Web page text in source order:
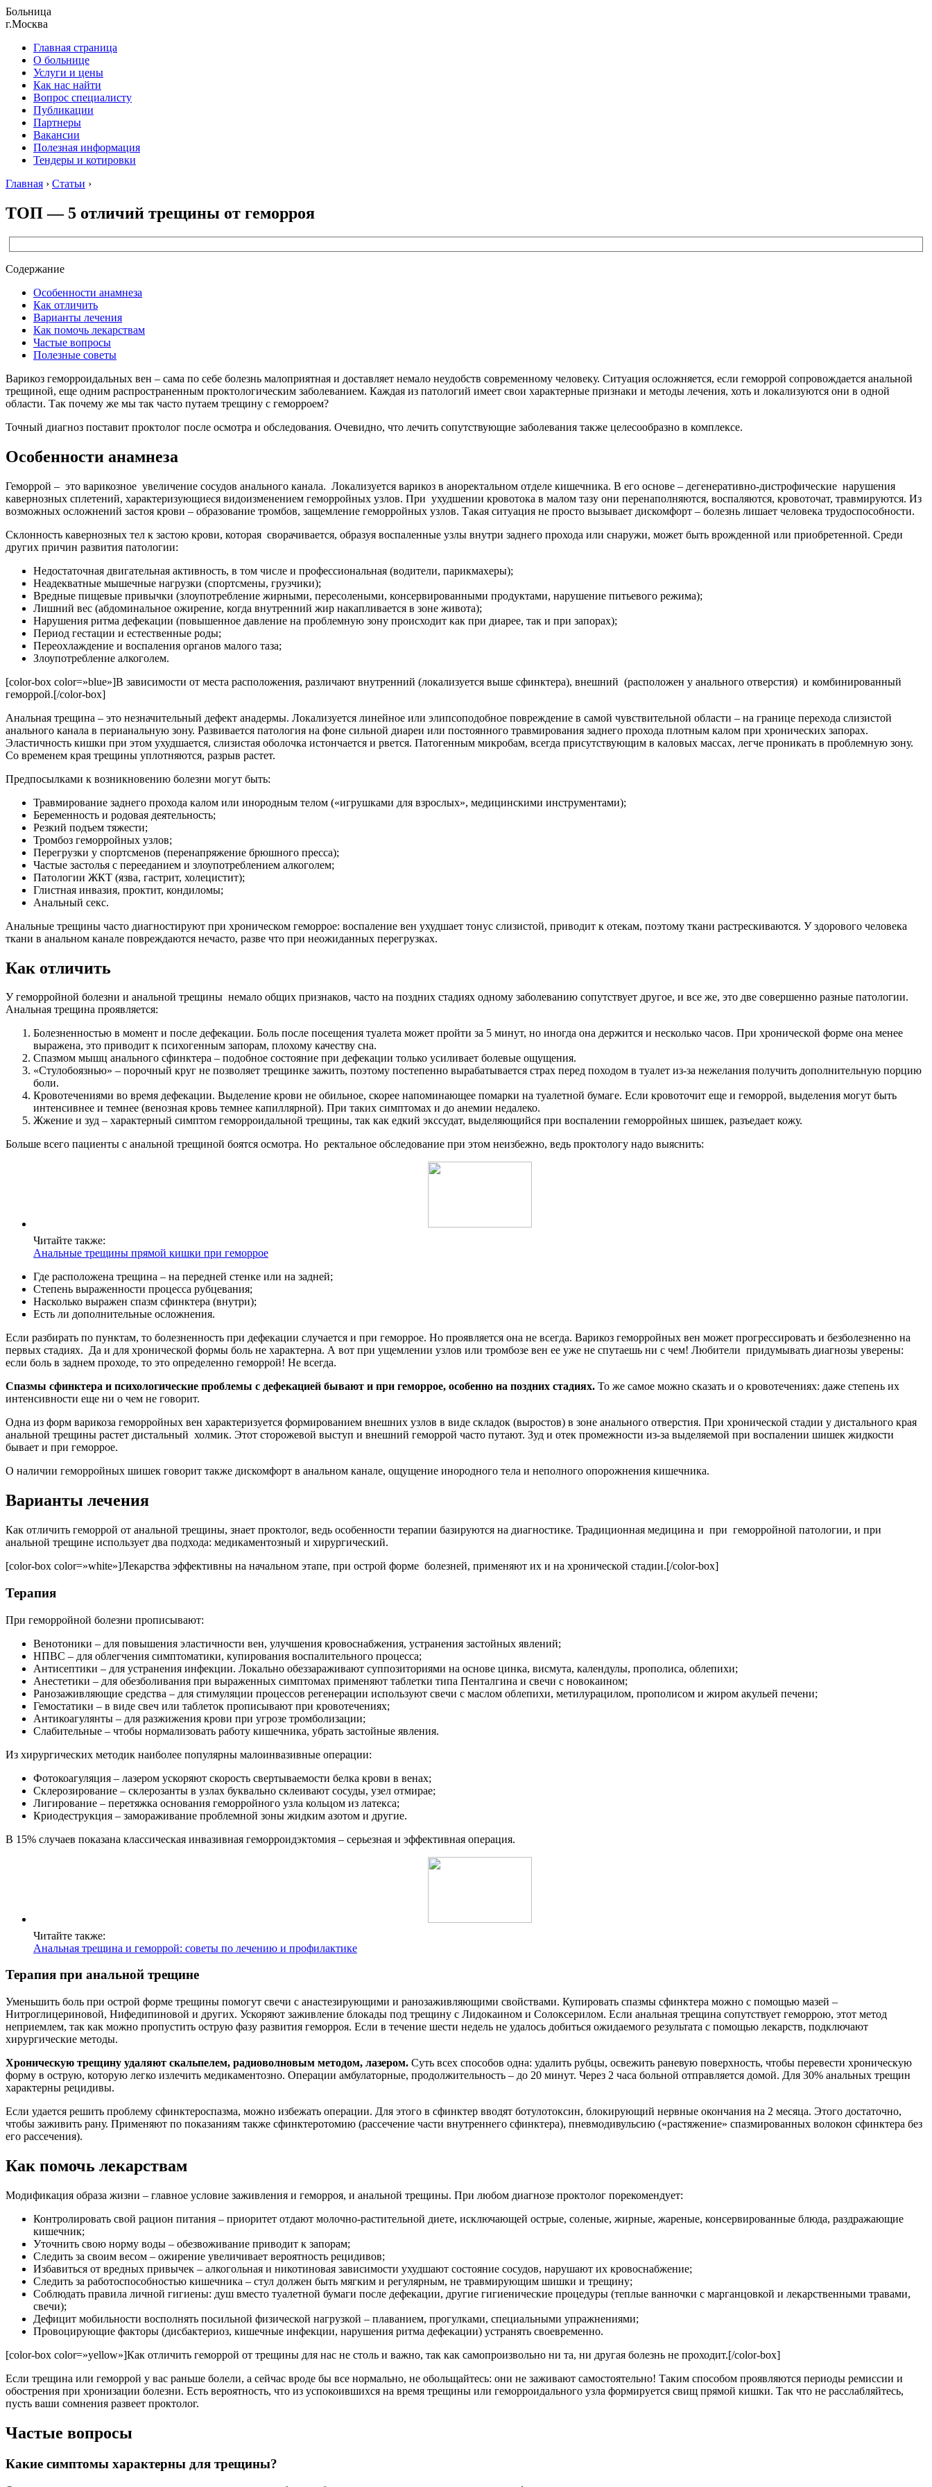
Больница
г.Москва
Главная страница
О больнице
Услуги и цены
Как нас найти
Вопрос специалисту
Публикации
Партнеры
Вакансии
Полезная информация
Тендеры и котировки
Главная › Статьи ›
ТОП — 5 отличий трещины от геморроя
Содержание
Особенности анамнеза
Как отличить
Варианты лечения
Как помочь лекарствам
Частые вопросы
Полезные советы
Варикоз геморроидальных вен – сама по себе болезнь малоприятная и доставляет немало неудобств современному человеку. Ситуация осложняется, если геморрой сопровождается анальной
трещиной, еще одним распространенным проктологическим заболеванием. Каждая из патологий имеет свои характерные признаки и методы лечения, хоть и локализуются они в одной
области. Так почему же мы так часто путаем трещину с геморроем?
Точный диагноз поставит проктолог после осмотра и обследования. Очевидно, что лечить сопутствующие заболевания также целесообразно в комплексе.
Особенности анамнеза
Геморрой – это варикозное увеличение сосудов анального канала. Локализуется варикоз в аноректальном отделе кишечника. В его основе – дегенеративно-дистрофические нарушения
кавернозных сплетений, характеризующиеся видоизменением геморройных узлов. При ухудшении кровотока в малом тазу они перенаполняются, воспаляются, кровоточат, травмируются. Из
возможных осложнений застоя крови – образование тромбов, защемление геморройных узлов. Такая ситуация не просто вызывает дискомфорт – болезнь лишает человека трудоспособности.
Склонность кавернозных тел к застою крови, которая сворачивается, образуя воспаленные узлы внутри заднего прохода или снаружи, может быть врожденной или приобретенной. Среди
других причин развития патологии:
Недостаточная двигательная активность, в том числе и профессиональная (водители, парикмахеры);
Неадекватные мышечные нагрузки (спортсмены, грузчики);
Вредные пищевые привычки (злоупотребление жирными, пересолеными, консервированными продуктами, нарушение питьевого режима);
Лишний вес (абдоминальное ожирение, когда внутренний жир накапливается в зоне живота);
Нарушения ритма дефекации (повышенное давление на проблемную зону происходит как при диарее, так и при запорах);
Период гестации и естественные роды;
Переохлаждение и воспаления органов малого таза;
Злоупотребление алкоголем.
[color-box color=»blue»]В зависимости от места расположения, различают внутренний (локализуется выше сфинктера), внешний (расположен у анального отверстия) и комбинированный
геморрой.[/color-box]
Анальная трещина – это незначительный дефект анадермы. Локализуется линейное или элипсоподобное повреждение в самой чувствительной области – на границе перехода слизистой
анального канала в перианальную зону. Развивается патология на фоне сильной диареи или постоянного травмирования заднего прохода плотным калом при хронических запорах.
Эластичность кишки при этом ухудшается, слизистая оболочка истончается и рвется. Патогенным микробам, всегда присутствующим в каловых массах, легче проникать в проблемную зону.
Со временем края трещины уплотняются, разрыв растет.
Предпосылками к возникновению болезни могут быть:
Травмирование заднего прохода калом или инородным телом («игрушками для взрослых», медицинскими инструментами);
Беременность и родовая деятельность;
Резкий подъем тяжести;
Тромбоз геморройных узлов;
Перегрузки у спортсменов (перенапряжение брюшного пресса);
Частые застолья с перееданием и злоупотреблением алкоголем;
Патологии ЖКТ (язва, гастрит, холецистит);
Глистная инвазия, проктит, кондиломы;
Анальный секс.
Анальные трещины часто диагностируют при хроническом геморрое: воспаление вен ухудшает тонус слизистой, приводит к отекам, поэтому ткани растрескиваются. У здорового человека
ткани в анальном канале повреждаются нечасто, разве что при неожиданных перегрузках.
Как отличить
У геморройной болезни и анальной трещины немало общих признаков, часто на поздних стадиях одному заболеванию сопутствует другое, и все же, это две совершенно разные патологии.
Анальная трещина проявляется:
Болезненностью в момент и после дефекации. Боль после посещения туалета может пройти за 5 минут, но иногда она держится и несколько часов. При хронической форме она менее
выражена, это приводит к психогенным запорам, плохому качеству сна.
Спазмом мышц анального сфинктера – подобное состояние при дефекации только усиливает болевые ощущения.
«Стулобоязнью» – порочный круг не позволяет трещинке зажить, поэтому постепенно вырабатывается страх перед походом в туалет из-за нежелания получить дополнительную порцию
боли.
Кровотечениями во время дефекации. Выделение крови не обильное, скорее напоминающее помарки на туалетной бумаге. Если кровоточит еще и геморрой, выделения могут быть
интенсивнее и темнее (венозная кровь темнее капиллярной). При таких симптомах и до анемии недалеко.
Жжение и зуд – характерный симптом геморроидальной трещины, так как едкий экссудат, выделяющийся при воспалении геморройных шишек, разъедает кожу.
Больше всего пациенты с анальной трещиной боятся осмотра. Но ректальное обследование при этом неизбежно, ведь проктологу надо выяснить:
Читайте также:
Анальные трещины прямой кишки при геморрое
Где расположена трещина – на передней стенке или на задней;
Степень выраженности процесса рубцевания;
Насколько выражен спазм сфинктера (внутри);
Есть ли дополнительные осложнения.
Если разбирать по пунктам, то болезненность при дефекации случается и при геморрое. Но проявляется она не всегда. Варикоз геморройных вен может прогрессировать и безболезненно на
первых стадиях. Да и для хронической формы боль не характерна. А вот при ущемлении узлов или тромбозе вен ее уже не спутаешь ни с чем! Любители придумывать диагнозы уверены:
если боль в заднем проходе, то это определенно геморрой! Не всегда.
Спазмы сфинктера и психологические проблемы с дефекацией бывают и при геморрое, особенно на поздних стадиях. То же самое можно сказать и о кровотечениях: даже степень их
интенсивности еще ни о чем не говорит.
Одна из форм варикоза геморройных вен характеризуется формированием внешних узлов в виде складок (выростов) в зоне анального отверстия. При хронической стадии у дистального края
анальной трещины растет дистальный холмик. Этот сторожевой выступ и внешний геморрой часто путают. Зуд и отек промежности из-за выделяемой при воспалении шишек жидкости
бывает и при геморрое.
О наличии геморройных шишек говорит также дискомфорт в анальном канале, ощущение инородного тела и неполного опорожнения кишечника.
Варианты лечения
Как отличить геморрой от анальной трещины, знает проктолог, ведь особенности терапии базируются на диагностике. Традиционная медицина и при геморройной патологии, и при
анальной трещине использует два подхода: медикаментозный и хирургический.
[color-box color=»white»]Лекарства эффективны на начальном этапе, при острой форме болезней, применяют их и на хронической стадии.[/color-box]
Терапия
При геморройной болезни прописывают:
Венотоники – для повышения эластичности вен, улучшения кровоснабжения, устранения застойных явлений;
НПВС – для облегчения симптоматики, купирования воспалительного процесса;
Антисептики – для устранения инфекции. Локально обеззараживают суппозиториями на основе цинка, висмута, календулы, прополиса, облепихи;
Анестетики – для обезболивания при выраженных симптомах применяют таблетки типа Пенталгина и свечи с новокаином;
Ранозаживляющие средства – для стимуляции процессов регенерации используют свечи с маслом облепихи, метилурацилом, прополисом и жиром акульей печени;
Гемостатики – в виде свеч или таблеток прописывают при кровотечениях;
Антикоагулянты – для разжижения крови при угрозе тромболизации;
Слабительные – чтобы нормализовать работу кишечника, убрать застойные явления.
Из хирургических методик наиболее популярны малоинвазивные операции:
Фотокоагуляция – лазером ускоряют скорость свертываемости белка крови в венах;
Склерозирование – склерозанты в узлах буквально склеивают сосуды, узел отмирае;
Лигирование – перетяжка основания геморройного узла кольцом из латекса;
Криодеструкция – замораживание проблемной зоны жидким азотом и другие.
В 15% случаев показана классическая инвазивная геморроидэктомия – серьезная и эффективная операция.
Читайте также:
Анальная трещина и геморрой: советы по лечению и профилактике
Терапия при анальной трещине
Уменьшить боль при острой форме трещины помогут свечи с анастезирующими и ранозаживляющими свойствами. Купировать спазмы сфинктера можно с помощью мазей –
Нитроглицериновой, Нифедипиновой и других. Ускоряют заживление блокады под трещину с Лидокаином и Солоксерилом. Если анальная трещина сопутствует геморрою, этот метод
неприемлем, так как можно пропустить острую фазу развития геморроя. Если в течение шести недель не удалось добиться ожидаемого результата с помощью лекарств, подключают
хирургические методы.
Хроническую трещину удаляют скальпелем, радиоволновым методом, лазером. Суть всех способов одна: удалить рубцы, освежить раневую поверхность, чтобы перевести хроническую
форму в острую, которую легко излечить медикаментозно. Операции амбулаторные, продолжительность – до 20 минут. Через 2 часа больной отправляется домой. Для 30% анальных трещин
характерны рецидивы.
Если удается решить проблему сфинктероспазма, можно избежать операции. Для этого в сфинктер вводят ботулотоксин, блокирующий нервные окончания на 2 месяца. Этого достаточно,
чтобы заживить рану. Применяют по показаниям также сфинктеротомию (рассечение части внутреннего сфинктера), пневмодивульсию («растяжение» спазмированных волокон сфинктера без
его рассечения).
Как помочь лекарствам
Модификация образа жизни – главное условие заживления и геморроя, и анальной трещины. При любом диагнозе проктолог порекомендует:
Контролировать свой рацион питания – приоритет отдают молочно-растительной диете, исключающей острые, соленые, жирные, жареные, консервированные блюда, раздражающие
кишечник;
Уточнить свою норму воды – обезвоживание приводит к запорам;
Следить за своим весом – ожирение увеличивает вероятность рецидивов;
Избавиться от вредных привычек – алкогольная и никотиновая зависимости ухудшают состояние сосудов, нарушают их кровоснабжение;
Следить за работоспособностью кишечника – стул должен быть мягким и регулярным, не травмирующим шишки и трещину;
Соблюдать правила личной гигиены: душ вместо туалетной бумаги после дефекации, другие гигиенические процедуры (теплые ванночки с марганцовкой и лекарственными травами,
свечи);
Дефицит мобильности восполнять посильной физической нагрузкой – плаванием, прогулками, специальными упражнениями;
Провоцирующие факторы (дисбактериоз, кишечные инфекции, нарушения ритма дефекации) устранять своевременно.
[color-box color=»yellow»]Как отличить геморрой от трещины для нас не столь и важно, так как самопроизвольно ни та, ни другая болезнь не проходит.[/color-box]
Если трещина или геморрой у вас раньше болели, а сейчас вроде бы все нормально, не обольщайтесь: они не заживают самостоятельно! Таким способом проявляются периоды ремиссии и
обострения при хронизации болезни. Есть вероятность, что из успокоившихся на время трещины или геморроидального узла формируется свищ прямой кишки. Так что не расслабляйтесь,
пусть ваши сомнения развеет проктолог.
Частые вопросы
Какие симптомы характерны для трещины?